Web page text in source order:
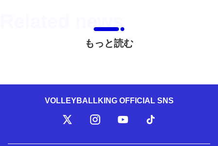
もっと読む
VOLLEYBALLKING OFFICIAL SNS